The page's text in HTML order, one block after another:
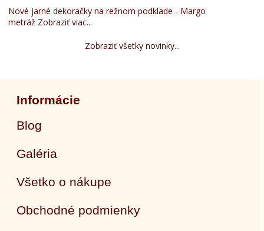
Nové jarné dekoračky na režnom podklade - Margo
metráž Zobraziť viac...
Zobraziť všetky novinky...
Informácie
Blog
Galéria
Všetko o nákupe
Obchodné podmienky